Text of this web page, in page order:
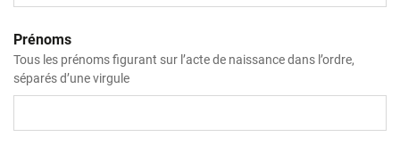
Prénoms
Tous les prénoms figurant sur l’acte de naissance dans l’ordre,
séparés d’une virgule